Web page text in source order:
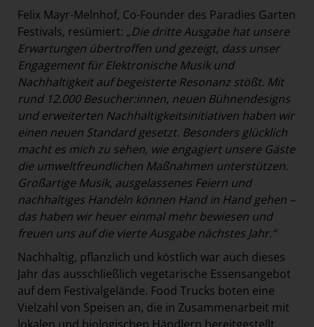
Felix Mayr-Melnhof, Co-Founder des Paradies Garten
Festivals, resümiert: „Die dritte Ausgabe hat unsere
Erwartungen übertroffen und gezeigt, dass unser
Engagement für Elektronische Musik und
Nachhaltigkeit auf begeisterte Resonanz stößt. Mit
rund 12.000 Besucher:innen, neuen Bühnendesigns
und erweiterten Nachhaltigkeitsinitiativen haben wir
einen neuen Standard gesetzt. Besonders glücklich
macht es mich zu sehen, wie engagiert unsere Gäste
die umweltfreundlichen Maßnahmen unterstützen.
Großartige Musik, ausgelassenes Feiern und
nachhaltiges Handeln können Hand in Hand gehen –
das haben wir heuer einmal mehr bewiesen und
freuen uns auf die vierte Ausgabe nächstes Jahr.“
Nachhaltig, pflanzlich und köstlich war auch dieses
Jahr das ausschließlich vegetarische Essensangebot
auf dem Festivalgelände. Food Trucks boten eine
Vielzahl von Speisen an, die in Zusammenarbeit mit